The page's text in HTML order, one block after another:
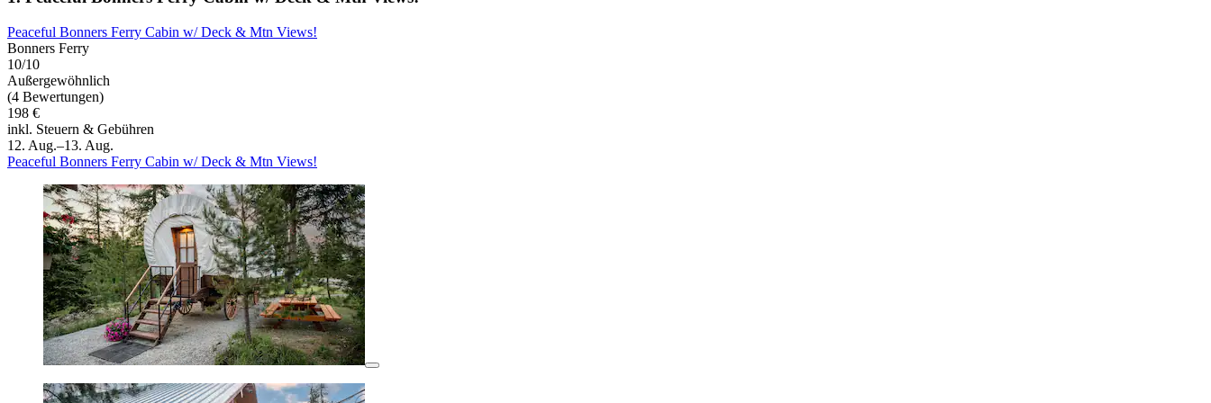
Peaceful Bonners Ferry Cabin w/ Deck & Mtn Views!
Bonners Ferry
10/10
Außergewöhnlich
(4 Bewertungen)
198 €
inkl. Steuern & Gebühren
12. Aug.–13. Aug.
Peaceful Bonners Ferry Cabin w/ Deck & Mtn Views!